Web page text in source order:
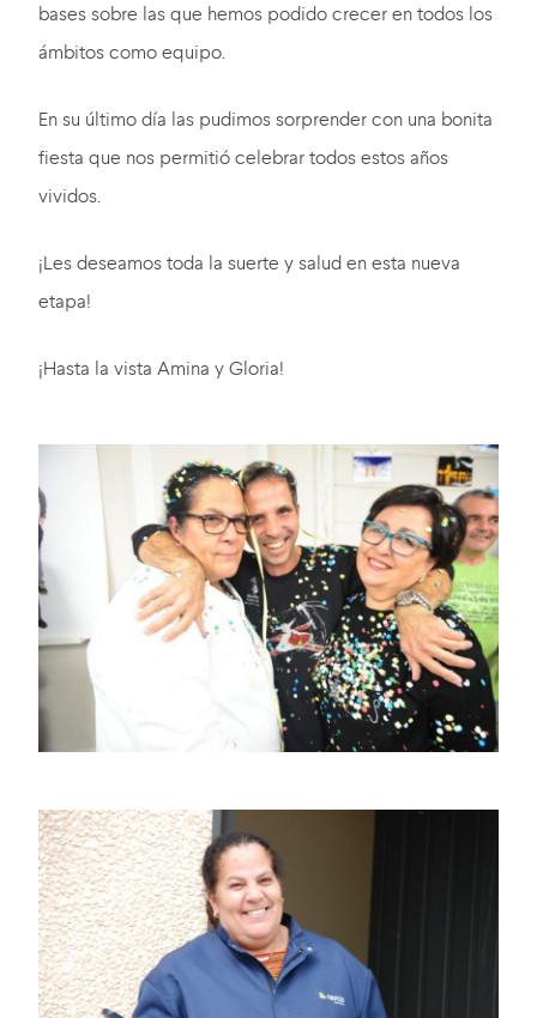
bases sobre las que hemos podido crecer en todos los
ámbitos como equipo.
En su último día las pudimos sorprender con una bonita
fiesta que nos permitió celebrar todos estos años
vividos.
¡Les deseamos toda la suerte y salud en esta nueva
etapa!
¡Hasta la vista Amina y Gloria!